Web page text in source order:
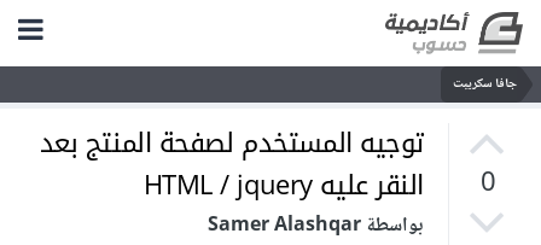
جافا سكريبت
0
توجيه المستخدم لصفحة المنتج بعد
النقر عليه HTML / jquery
بواسطة Samer Alashqar